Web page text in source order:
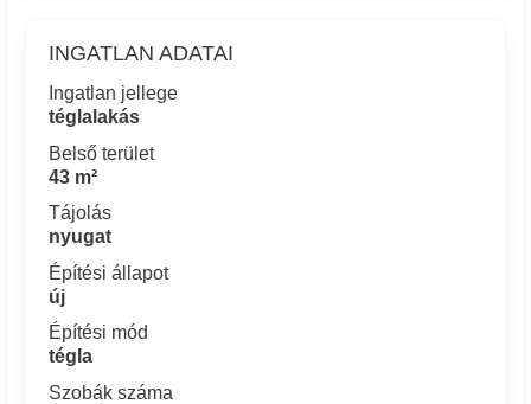
INGATLAN ADATAI
Ingatlan jellege
téglalakás
Belső terület
43 m²
Tájolás
nyugat
Építési állapot
új
Építési mód
tégla
Szobák száma